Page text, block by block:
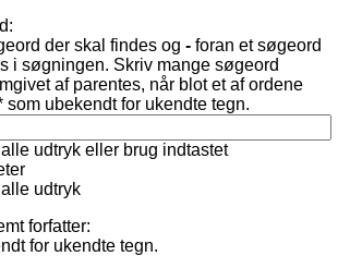
der skal findes og - foran et søgeord
i søgningen. Skriv mange søgeord
af parentes, når blot et af ordene
som ubekendt for ukendte tegn.
udtryk eller brug indtastet
udtryk
forfatter:
for ukendte tegn.